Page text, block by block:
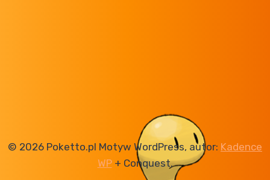
© 2026 Poketto.pl Motyw WordPress, autor: Kadence
WP+ Conquest.